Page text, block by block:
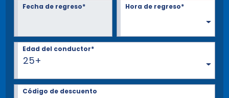
Fecha de regreso* Hora de regreso*
25+
Edad del conductor*
Código de descuento